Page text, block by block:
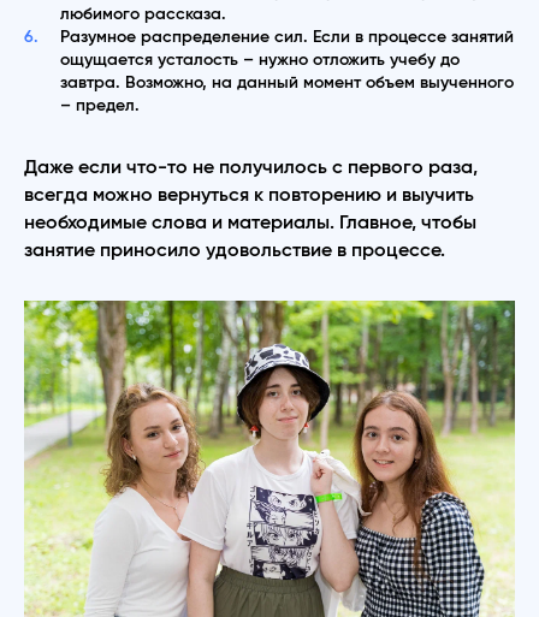
любимого рассказа.
Разумное распределение сил. Если в процессе занятий
ощущается усталость – нужно отложить учебу до
завтра. Возможно, на данный момент объем выученного
– предел.
Даже если что-то не получилось с первого раза,
всегда можно вернуться к повторению и выучить
необходимые слова и материалы. Главное, чтобы
занятие приносило удовольствие в процессе.